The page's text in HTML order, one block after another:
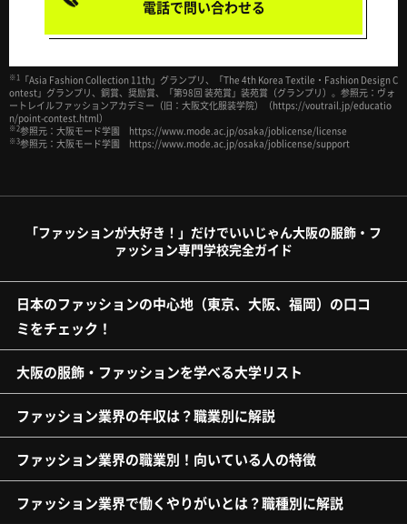
電話で問い合わせる
※1
「Asia Fashion Collection 11th」グランプリ、「The 4th Korea Textile・Fashion Design C
ontest」グランプリ、銅賞、奨励賞、「第98回 装苑賞」装苑賞（グランプリ）。参照元：ヴォ
ートレイルファッションアカデミー（旧：大阪文化服装学院）（https://voutrail.jp/educatio
n/point-contest.html）
※2参照元：大阪モード学園 https://www.mode.ac.jp/osaka/joblicense/license
※3参照元：大阪モード学園 https://www.mode.ac.jp/osaka/joblicense/support
「ファッションが大好き！」だけでいいじゃん大阪の服飾・フ
ァッション専門学校完全ガイド
日本のファッションの中心地（東京、大阪、福岡）の口コ
ミをチェック！
大阪の服飾・ファッションを学べる大学リスト
ファッション業界の年収は？職業別に解説
ファッション業界の職業別！向いている人の特徴
ファッション業界で働くやりがいとは？職種別に解説